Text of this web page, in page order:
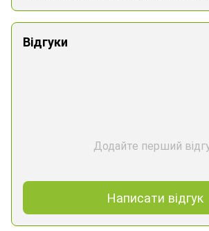
Відгуки
Додайте перший
Написати відгук